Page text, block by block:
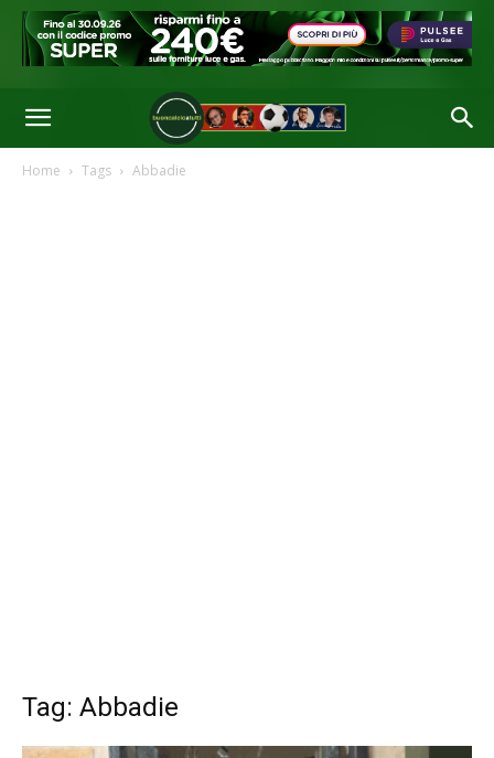
Home Tags Abbadie
Tag: Abbadie